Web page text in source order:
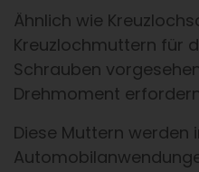
Ähnlich wie
Kreuzlochmuttern für
Schrauben
Drehmoment
Diese Muttern werden